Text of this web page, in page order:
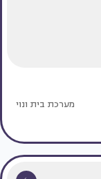
מערכת בית ונוי